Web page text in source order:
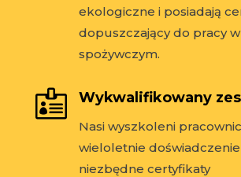
ekologiczne i posiadają
dopuszczający do pracy
spożywczym.
 Wykwalifikowany
Nasi wyszkoleni
wieloletnie
niezbędne certyfikaty